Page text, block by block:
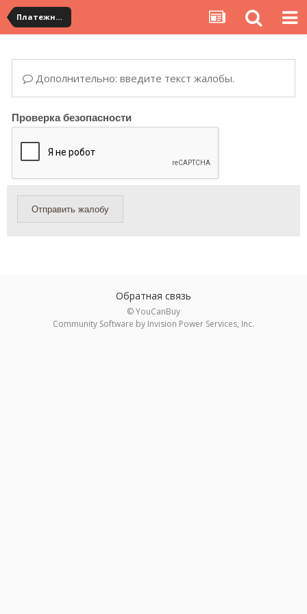
Платежная система ALIPAY и оплата банковскими картами
Дополнительно: введите текст жалобы.
Проверка безопасности
Отправить жалобу
Обратная связь
© YouCanBuy
Community Software by Invision Power Services, Inc.